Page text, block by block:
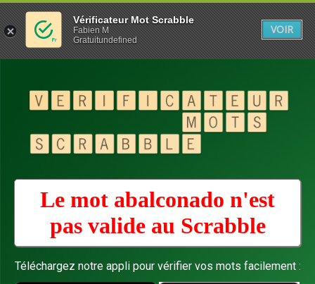
Le mot abalconado n'est
pas valide au Scrabble
Téléchargez notre appli pour vérifier vos mots facilement :
Vérificateur Mot Scrabble
Fabien M
Gratuitundefined
VOIR